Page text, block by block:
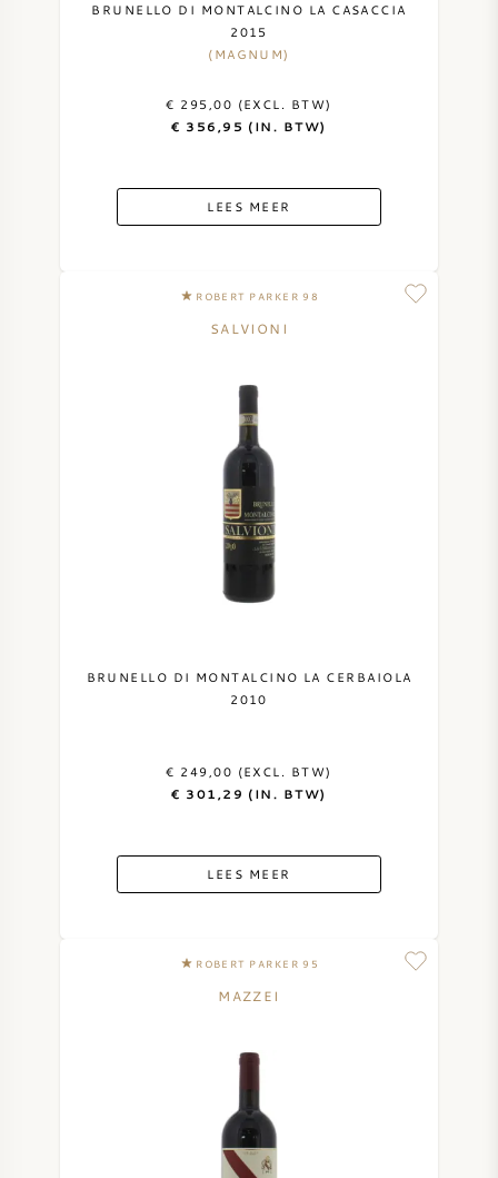
BRUNELLO DI MONTALCINO LA CASACCIA
2015
(MAGNUM)
€ 295,00 (EXCL. BTW)
€ 356,95 (IN. BTW)
LEES MEER
ROBERT PARKER 98
SALVIONI
BRUNELLO DI MONTALCINO LA CERBAIOLA
2010
€ 249,00 (EXCL. BTW)
€ 301,29 (IN. BTW)
LEES MEER
ROBERT PARKER 95
MAZZEI